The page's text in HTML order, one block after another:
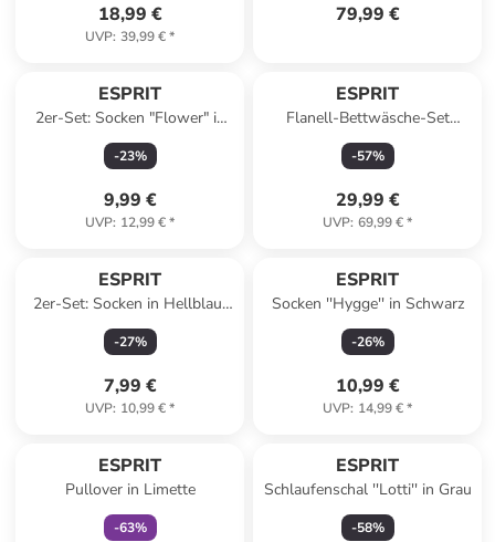
18,99 €
UVP: 39,99 €*
79,99 €
ESPRIT
2er-Set: Socken "Flower" in
Schwarz
-23%
9,99 €
UVP: 12,99 €*
ESPRIT
Flanell-Bettwäsche-Set
"Scatter" in Anthrazit
-57%
29,99 €
UVP: 69,99 €*
ESPRIT
2er-Set: Socken in Hellblau/
Weiß
-27%
7,99 €
UVP: 10,99 €*
ESPRIT
Socken ''Hygge'' in Schwarz
-26%
10,99 €
UVP: 14,99 €*
ESPRIT
Pullover in Limette
-63%
ESPRIT
Schlaufenschal ''Lotti'' in Grau
-58%